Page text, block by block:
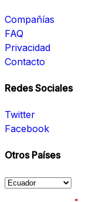
Compañías
FAQ
Privacidad
Contacto
Redes Sociales
Twitter
Facebook
Otros Países